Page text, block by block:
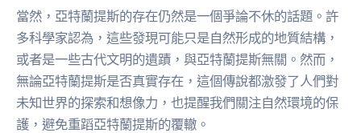
當然，亞特蘭提斯的存在仍然是一個爭論不休的話題。許
多科學家認為，這些發現可能只是自然形成的地質結構，
或者是一些古代文明的遺蹟，與亞特蘭提斯無關。然而，
無論亞特蘭提斯是否真實存在，這個傳說都激發了人們對
未知世界的探索和想像力，也提醒我們關注自然環境的保
護，避免重蹈亞特蘭提斯的覆轍。